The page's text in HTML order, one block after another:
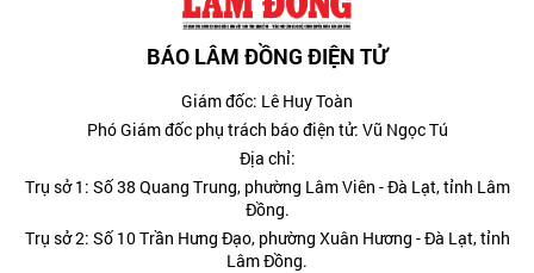
BÁO LÂM ĐỒNG ĐIỆN TỬ
Giám đốc: Lê Huy Toàn
Phó Giám đốc phụ trách báo điện tử: Vũ Ngọc Tú
Địa chỉ:
Trụ sở 1: Số 38 Quang Trung, phường Lâm Viên - Đà Lạt, tỉnh Lâm
Đồng.
Trụ sở 2: Số 10 Trần Hưng Đạo, phường Xuân Hương - Đà Lạt, tỉnh
Lâm Đồng.